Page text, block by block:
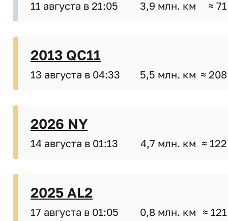
11 августа в 21:05 3,9 млн. км ≈
2013 QC11
13 августа в 04:33 5,5 млн. км ≈
2026 NY
14 августа в 01:13 4,7 млн. км ≈
2025 AL2
17 августа в 01:05 0,8 млн. км ≈